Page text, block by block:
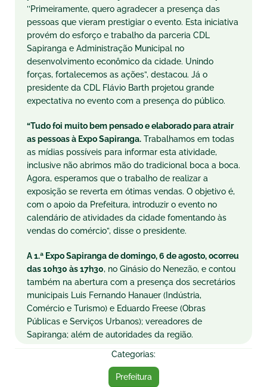
’’Primeiramente, quero agradecer a presença das
pessoas que vieram prestigiar o evento. Esta iniciativa
provém do esforço e trabalho da parceria CDL
Sapiranga e Administração Municipal no
desenvolvimento econômico da cidade. Unindo
forças, fortalecemos as ações”, destacou. Já o
presidente da CDL Flávio Barth projetou grande
expectativa no evento com a presença do público.
“Tudo foi muito bem pensado e elaborado para atrair
as pessoas à Expo Sapiranga. Trabalhamos em todas
as mídias possíveis para informar esta atividade,
inclusive não abrimos mão do tradicional boca a boca.
Agora, esperamos que o trabalho de realizar a
exposição se reverta em ótimas vendas. O objetivo é,
com o apoio da Prefeitura, introduzir o evento no
calendário de atividades da cidade fomentando às
vendas do comércio”, disse o presidente.
A 1.ª Expo Sapiranga de domingo, 6 de agosto, ocorreu
das 10h30 às 17h30, no Ginásio do Nenezão, e contou
também na abertura com a presença dos secretários
municipais Luis Fernando Hanauer (Indústria,
Comércio e Turismo) e Eduardo Freese (Obras
Públicas e Serviços Urbanos); vereadores de
Sapiranga; além de autoridades da região.
Categorias:
Prefeitura